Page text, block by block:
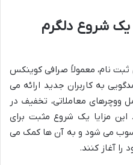
شروع دلگرم
نام، معمولاً صرافی کوینکس
به کاربران جدید ارائه می
ووچرهای معاملاتی، تخفیف در
این مزایا یک شروع مثبت برای
محسوب می شود و به آن ها کمک می
را آغاز کنند.